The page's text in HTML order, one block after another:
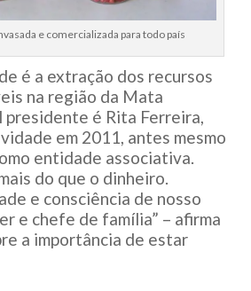
e comercializada para todo país
é a extração dos recursos
na região da Mata
é Rita Ferreira,
em 2011, antes mesmo
entidade associativa.
do que o dinheiro.
e consciência de nosso
e chefe de família” – afirma
a importância de estar